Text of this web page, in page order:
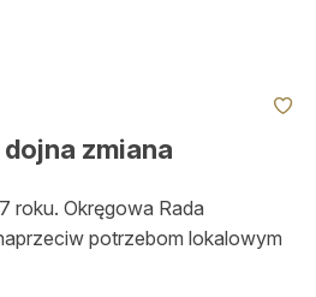
zmiana
roku. Okręgowa Rada
potrzebom lokalowym